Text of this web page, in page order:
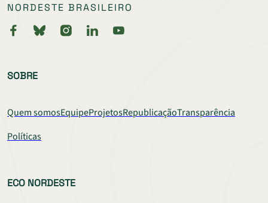
NORDESTE BRASILEIRO
SOBRE
Quem somosEquipeProjetosRepublicaçãoTransparência
Políticas
ECO NORDESTE